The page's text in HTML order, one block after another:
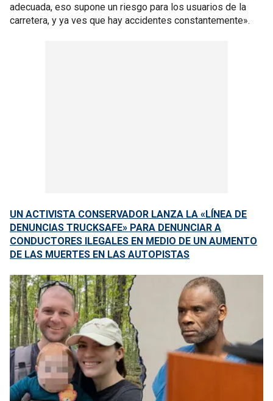
adecuada, eso supone un riesgo para los usuarios de la
carretera, y ya ves que hay accidentes constantemente».
UN ACTIVISTA CONSERVADOR LANZA LA «LÍNEA DE
DENUNCIAS TRUCKSAFE» PARA DENUNCIAR A
CONDUCTORES ILEGALES EN MEDIO DE UN AUMENTO
DE LAS MUERTES EN LAS AUTOPISTAS